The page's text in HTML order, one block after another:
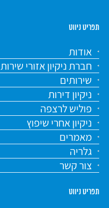
תפריט ניווט
אודות
חברת ניקיון אזורי שירות
שירותים
ניקיון דירות
פוליש לרצפה
ניקיון אחרי שיפוץ
מאמרים
גלריה
צור קשר
תפריט ניווט